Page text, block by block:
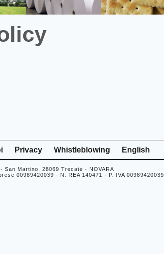
Privacy Whistleblowing English
San Martino, 28069 Trecate - NOVARA
00989420039 - N. REA 140471 - P. IVA 00989420039